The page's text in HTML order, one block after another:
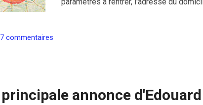
résultats avec le vélo et la voiture par
7 commentaires
principale annonce d'Edouard